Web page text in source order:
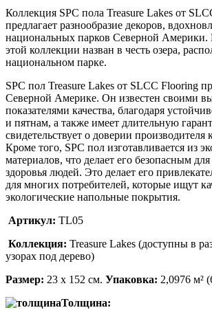
Коллекция SPC пола Treasure Lakes от
предлагает разнообразие декоров,
национальных парков Северной
этой коллекции назван в честь озера,
национальном парке.
SPC пол Treasure Lakes от SLCC Flooring
Северной Америке. Он известен своими
показателями качества, благодаря
и пятнам, а также имеет длительную
свидетельствует о доверии производителя
Кроме того, SPC пол изготавливается из
материалов, что делает его безопасным
здоровья людей. Это делает его
для многих потребителей, которые ищут
экологические напольные покрытия.
Артикул: TL05
Коллекция: Treasure Lakes (доступны в
узорах под дерево)
Размер: 23 х 152 см. Упаковка: 2,0976 м²
Толщина: